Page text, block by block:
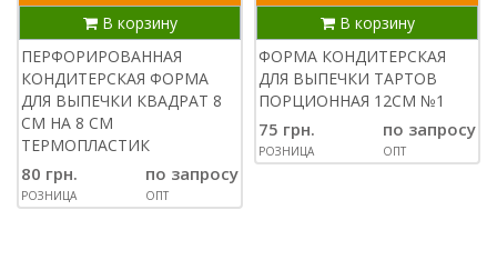
В корзину
ПЕРФОРИРОВАННАЯ
КОНДИТЕРСКАЯ ФОРМА
ДЛЯ ВЫПЕЧКИ КВАДРАТ 8
СМ НА 8 СМ
ТЕРМОПЛАСТИК
80 грн.
РОЗНИЦА
по запросу
ОПТ
В корзину
ФОРМА КОНДИТЕРСКАЯ
ДЛЯ ВЫПЕЧКИ ТАРТОВ
ПОРЦИОННАЯ 12СМ №1
75 грн.
РОЗНИЦА
по запросу
ОПТ